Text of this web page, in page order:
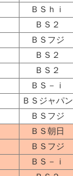
ＢＳｈｉ
ＢＳ２
ＢＳフジ
ＢＳ２
ＢＳ２
ＢＳ－ｉ
ＢＳジャパン
ＢＳフジ
ＢＳ朝日
ＢＳフジ
ＢＳ－ｉ